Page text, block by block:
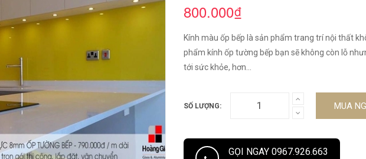
800.000₫
Kính màu ốp bếp là sản phẩm trang trí nội thất
phẩm kính ốp tường bếp bạn sẽ không còn lỗ
tới sức khỏe, hơn...
SỐ LƯỢNG: MUA
GỌI NGAY 0967.926.663